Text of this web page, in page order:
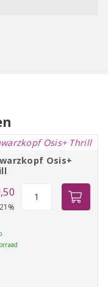
Osis+
Schwarzkopf